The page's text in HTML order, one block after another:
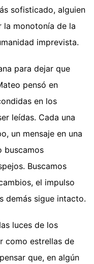
sofisticado, alguien
la monotonía de la
imprevista.
para dejar que
pensó en
en los
leídas. Cada una
un mensaje en una
buscamos
Buscamos
el impulso
demás sigue intacto.
luces de los
como estrellas de
que, en algún